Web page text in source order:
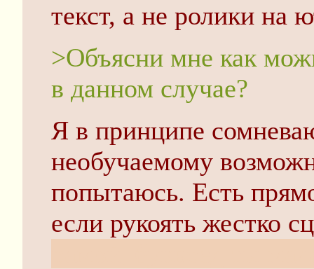
текст, а не ролики на
>Объясни мне как
в данном случае?
Я в принципе
необучаемому
попытаюсь. Есть
если рукоять жестко